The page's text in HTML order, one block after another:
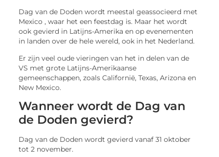
Dag van de Doden wordt meestal geassocieerd met
Mexico , waar het een feestdag is. Maar het wordt
ook gevierd in Latijns-Amerika en op evenementen
in landen over de hele wereld, ook in het Nederland.
Er zijn veel oude vieringen van het in delen van de
VS met grote Latijns-Amerikaanse
gemeenschappen, zoals Californië, Texas, Arizona en
New Mexico.
Wanneer wordt de Dag van
de Doden gevierd?
Dag van de Doden wordt gevierd vanaf 31 oktober
tot 2 november.